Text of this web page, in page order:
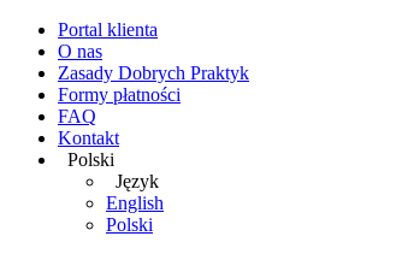
Portal klienta
O nas
Zasady Dobrych Praktyk
Formy płatności
FAQ
Kontakt
Polski
Język
English
Polski